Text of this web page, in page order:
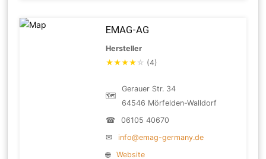
EMAG-AG
Hersteller
★★★★ ☆ (4)
🗺
Gerauer Str. 34
64546 Mörfelden-Walldorf
☎
06105 40670
✉
info@emag-germany.de
🌐
Website